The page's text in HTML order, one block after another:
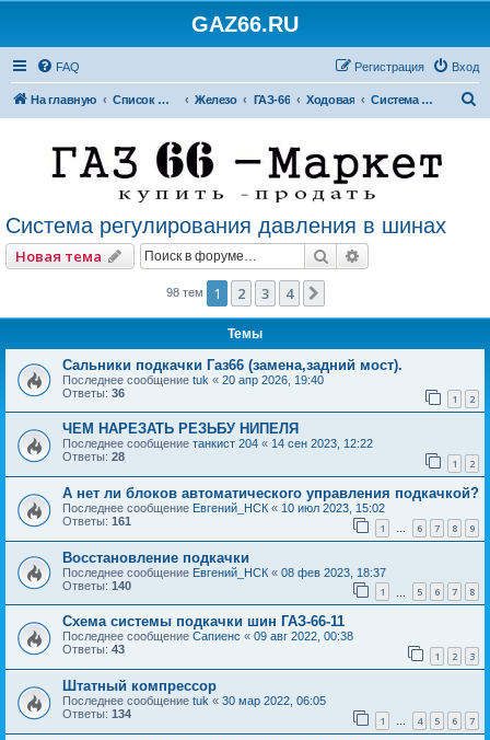
GAZ66.RU
FAQ Вход
Регистрация
На главную Список форумов Железо ГАЗ-66 Ходовая Система регулирования давления в шинах
Система регулирования давления в шинах
Новая тема Поиск
98 тем 1 2 3 4
Темы
Сальники подкачки Газ66 (замена,задний мост).
Последнее сообщение tuk « 20 апр 2026, 19:40
Ответы: 36 1 2
ЧЕМ НАРЕЗАТЬ РЕЗЬБУ НИПЕЛЯ
Последнее сообщение танкист 204 « 14 сен 2023, 12:22
Ответы: 28 1 2
А нет ли блоков автоматического управления подкачкой?
Последнее сообщение Евгений_НСК « 10 июл 2023, 15:02
Ответы: 161 1 … 6 7 8 9
Восстановление подкачки
Последнее сообщение Евгений_НСК « 08 фев 2023, 18:37
Ответы: 140 1 5 6 7 8
Схема системы подкачки шин ГАЗ-66-11
Последнее сообщение Сапиенс « 09 авг 2022, 00:38
Ответы: 43 1 2 3
Штатный компрессор
Последнее сообщение tuk « 30 мар 2022, 06:05
Ответы: 134 1 4 5 6 7